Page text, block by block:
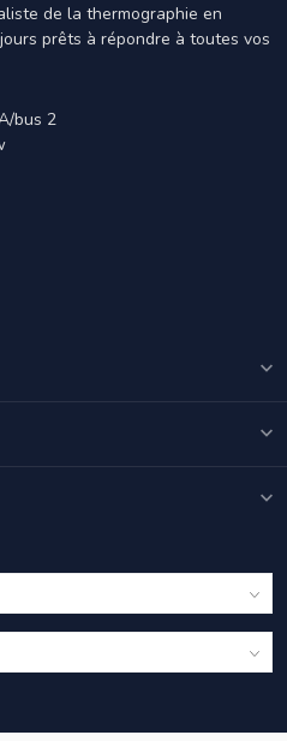
de la thermographie en
prêts à répondre à toutes vos
bus 2